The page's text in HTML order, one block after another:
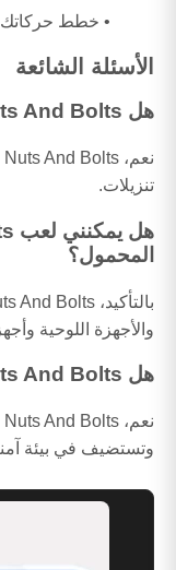
خطط حركاتك
الأسئلة الشائعة
هل Nuts And Bolts مجانية للعب؟
تنزيلات.
المحمول؟
والأجهزة اللوحية
هل Nuts And Bolts آمنة للعب؟
وتستضيف في بيئة